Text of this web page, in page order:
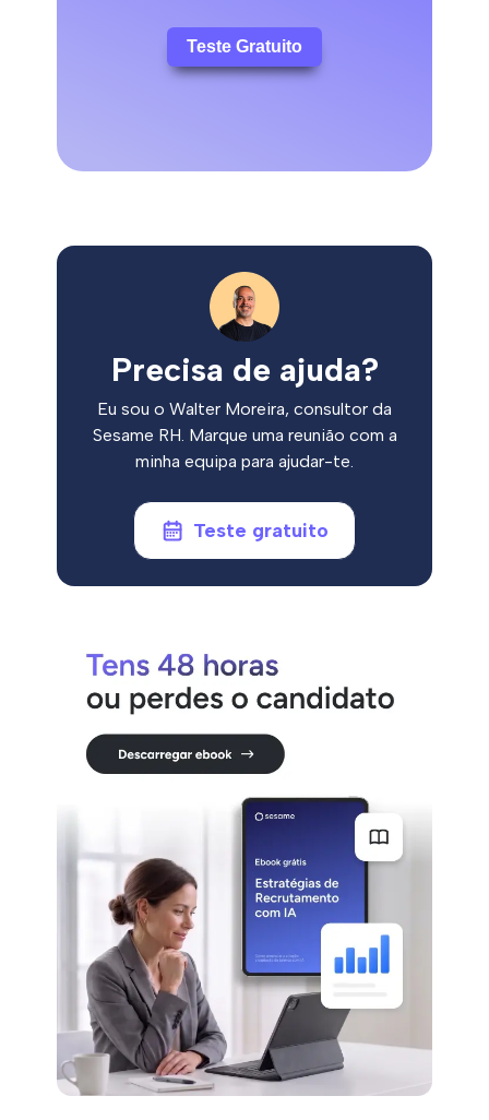
Teste Gratuito
Precisa de ajuda?
Eu sou o Walter Moreira, consultor da
Sesame RH. Marque uma reunião com a
minha equipa para ajudar-te.
Teste gratuito